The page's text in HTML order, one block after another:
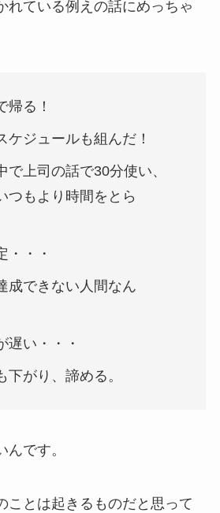
れている例えの話にめっちゃ
帰る！
ケジュールも組んだ！
で上司の話で30分使い、
つもより時間をとら
・・・
成できない人間なん
遅い・・・
下がり、諦める。
です。
ことは起きるものだと思って